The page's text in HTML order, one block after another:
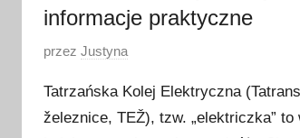
informacje praktyczne
O
u
b
przez Justyna
Tatrzańska Kolej Elektryczna
železnice, TEŽ), tzw. „elektriczka” to